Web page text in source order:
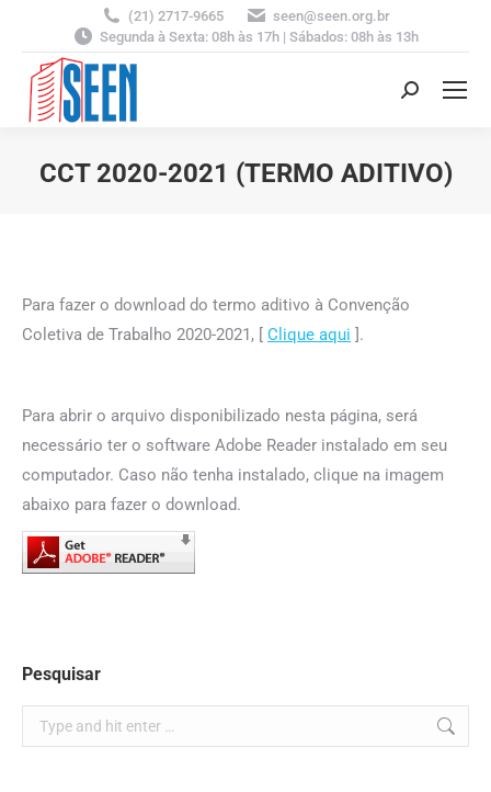
(21) 2717-9665
seen@seen.org.br
Segunda à Sexta: 08h às 17h | Sábados: 08h às 13h
Search:
CCT 2020-2021 (TERMO ADITIVO)
Para fazer o download do termo aditivo à Convenção
Coletiva de Trabalho 2020-2021, [ Clique aqui ].
Para abrir o arquivo disponibilizado nesta página, será
necessário ter o software Adobe Reader instalado em seu
computador. Caso não tenha instalado, clique na imagem
abaixo para fazer o download.
Pesquisar
Search: